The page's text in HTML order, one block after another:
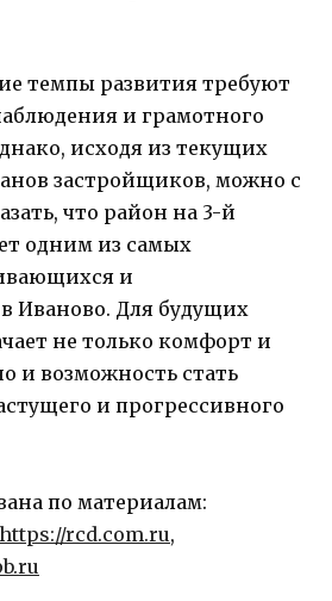
темпы развития требуют
и грамотного
исходя из текущих
застройщиков, можно с
что район на 3-й
одним из самых
и
Иваново. Для будущих
не только комфорт и
и возможность стать
и прогрессивного
по материалам:
https://rcd.com.ru,